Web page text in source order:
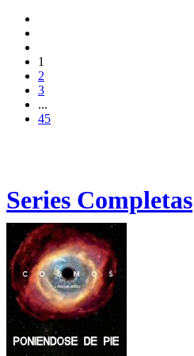
1
2
3
...
45
Series Completas